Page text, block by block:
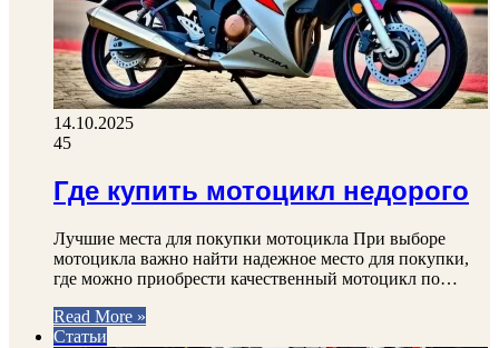
14.10.2025
45
Где купить мотоцикл недорого
Лучшие места для покупки мотоцикла При выборе
мотоцикла важно найти надежное место для покупки,
где можно приобрести качественный мотоцикл по…
Read More »
Статьи